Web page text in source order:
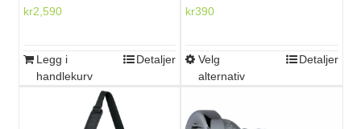
kr2,590
Legg i
handlekurv
Detaljer
kr390
Velg
alternativ
Dette
Detaljer